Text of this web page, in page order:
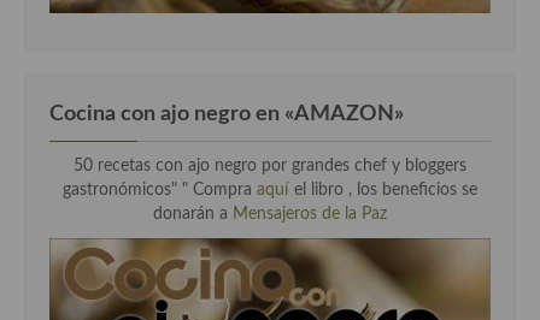
Cocina con ajo negro en «AMAZON»
50 recetas con ajo negro por grandes chef y bloggers
gastronómicos" " Compra aquí el libro , los beneficios se
donarán a Mensajeros de la Paz